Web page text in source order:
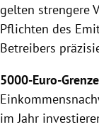
gelten strengere
Pflichten des
Betreibers
5000-Euro-Grenze
im Jahr